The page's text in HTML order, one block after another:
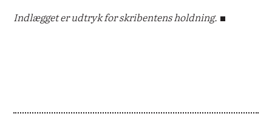
Indlægget er udtryk for skribentens holdning.